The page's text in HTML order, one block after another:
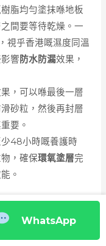
脂均勻塗抹喺地板
間要等待乾燥。一
視乎香港嘅濕度同溫
響防水防漏效果，
，可以喺最後一層
砂粒，然後再封層
要。
少48小時嘅養護時
，確保環氧塗層完
。
項
WhatsApp